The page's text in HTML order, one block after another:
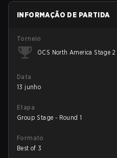
INFORMAÇÃO DE PARTIDA
Torneio
OCS North America Stage 2
Data
13 junho
Etapa
Group Stage - Round 1
Formato
Best of 3